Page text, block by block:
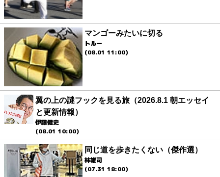
マンゴーみたいに切る
トルー
(08.01 11:00)
翼の上の謎フックを見る旅（2026.8.1 朝エッセイ
と更新情報）
伊藤健史
(08.01 10:00)
同じ道を歩きたくない（傑作選）
林雄司
(07.31 18:00)